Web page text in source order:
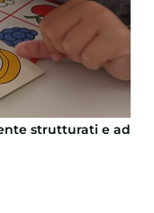
strutturati e ad